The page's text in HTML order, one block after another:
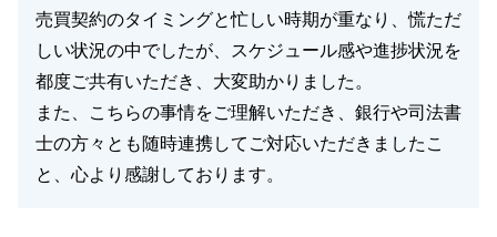
売買契約のタイミングと忙しい時期が重なり、慌ただ
しい状況の中でしたが、スケジュール感や進捗状況を
都度ご共有いただき、大変助かりました。
また、こちらの事情をご理解いただき、銀行や司法書
士の方々とも随時連携してご対応いただきましたこ
と、心より感謝しております。